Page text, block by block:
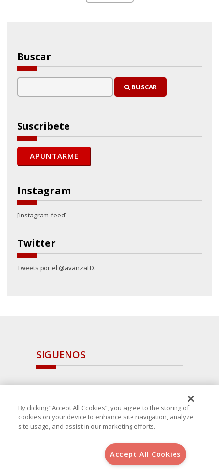
Buscar
BUSCAR
Suscribete
Instagram
[instagram-feed]
Twitter
Tweets por el @avanzaLD.
SIGUENOS
, S.L.U.(B-64405731) c/ San Norberto
By clicking “Accept All Cookies”, you agree to the storing of
cookies on your device to enhance site navigation, analyze
site usage, and assist in our marketing efforts.
Accept All Cookies